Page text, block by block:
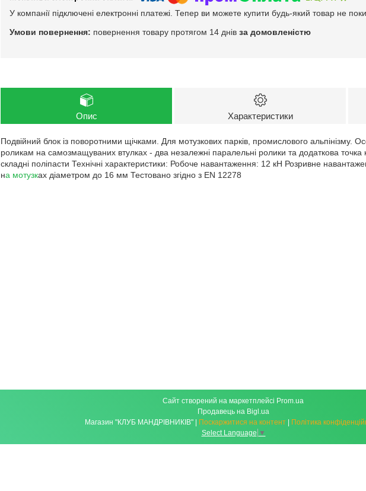
У компанії підключені електронні платежі. Тепер ви можете купити будь-який товар не
повернення товару протягом 14 днів за домовленістю
Опис Характеристики
Подвійний блок із поворотними щічками. Для мотузкових парків, промислового альпінізму.
роликам на самозмащуваних втулках - два незалежні паралельні ролики та додаткова точка
складні поліпасти Технічні характеристики: Робоче навантаження: 12 кН Розривне
на мотузках діаметром до 16 мм Тестовано згідно з EN 12278
Сайт створений на маркетплейсі Prom.ua
Продавець на Bigl.ua
Магазин "КЛУБ МАНДРІВНИКІВ" | Поскаржитися на контент | Політика
Select Language ▼